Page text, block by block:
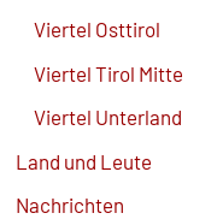
Viertel Osttirol
Viertel Tirol Mitte
Viertel Unterland
Land und Leute
Nachrichten